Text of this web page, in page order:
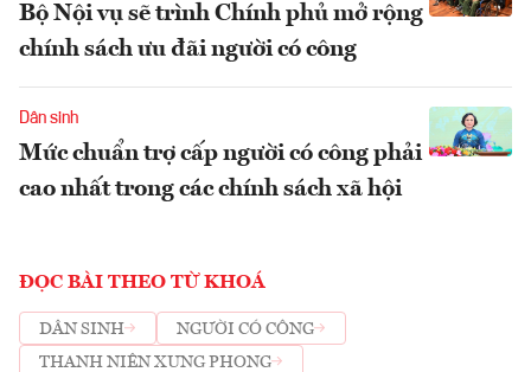
Bộ Nội vụ sẽ trình Chính phủ mở rộng
chính sách ưu đãi người có công
Dân sinh
Mức chuẩn trợ cấp người có công phải
cao nhất trong các chính sách xã hội
ĐỌC BÀI THEO TỪ KHOÁ
DÂN SINH
NGƯỜI CÓ CÔNG
THANH NIÊN XUNG PHONG